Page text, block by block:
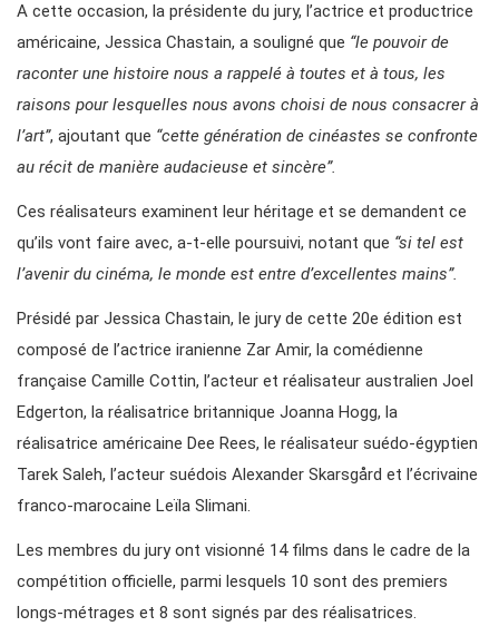
A cette occasion, la présidente du jury, l’actrice et productrice
américaine, Jessica Chastain, a souligné que “le pouvoir de
raconter une histoire nous a rappelé à toutes et à tous, les
raisons pour lesquelles nous avons choisi de nous consacrer à
l’art”, ajoutant que “cette génération de cinéastes se confronte
au récit de manière audacieuse et sincère”.
Ces réalisateurs examinent leur héritage et se demandent ce
qu’ils vont faire avec, a-t-elle poursuivi, notant que “si tel est
l’avenir du cinéma, le monde est entre d’excellentes mains”.
Présidé par Jessica Chastain, le jury de cette 20e édition est
composé de l’actrice iranienne Zar Amir, la comédienne
française Camille Cottin, l’acteur et réalisateur australien Joel
Edgerton, la réalisatrice britannique Joanna Hogg, la
réalisatrice américaine Dee Rees, le réalisateur suédo-égyptien
Tarek Saleh, l’acteur suédois Alexander Skarsgård et l’écrivaine
franco-marocaine Leïla Slimani.
Les membres du jury ont visionné 14 films dans le cadre de la
compétition officielle, parmi lesquels 10 sont des premiers
longs-métrages et 8 sont signés par des réalisatrices.